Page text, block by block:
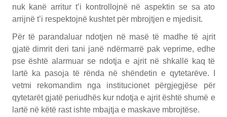
nuk kanë arritur t’i kontrollojnë në aspektin se sa ato
arrijnë t’i respektojnë kushtet për mbrojtjen e mjedisit.
Për të parandaluar ndotjen në masë të madhe të ajrit
gjatë dimrit deri tani janë ndërmarrë pak veprime, edhe
pse është alarmuar se ndotja e ajrit në shkallë kaq të
lartë ka pasoja të rënda në shëndetin e qytetarëve. I
vetmi rekomandim nga institucionet përgjegjëse për
qytetarët gjatë periudhës kur ndotja e ajrit është shumë e
lartë në këtë rast ishte mbajtja e maskave mbrojtëse.